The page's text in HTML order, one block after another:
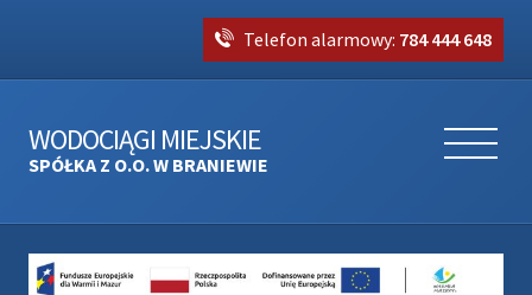
Telefon alarmowy: 784 444 648
WODOCIĄGI MIEJSKIE
SPÓŁKA Z O.O. W BRANIEWIE